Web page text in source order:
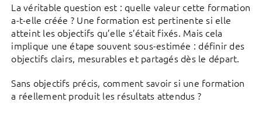
La véritable question est : quelle valeur cette formation
a-t-elle créée ? Une formation est pertinente si elle
atteint les objectifs qu’elle s’était fixés. Mais cela
implique une étape souvent sous-estimée : définir des
objectifs clairs, mesurables et partagés dès le départ.
Sans objectifs précis, comment savoir si une formation
a réellement produit les résultats attendus ?